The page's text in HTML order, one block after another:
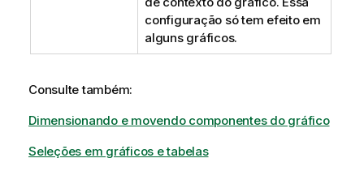
configuração só tem efeito em
alguns gráficos.
Consulte também:
Dimensionando e movendo componentes do gráfico
Seleções em gráficos e tabelas